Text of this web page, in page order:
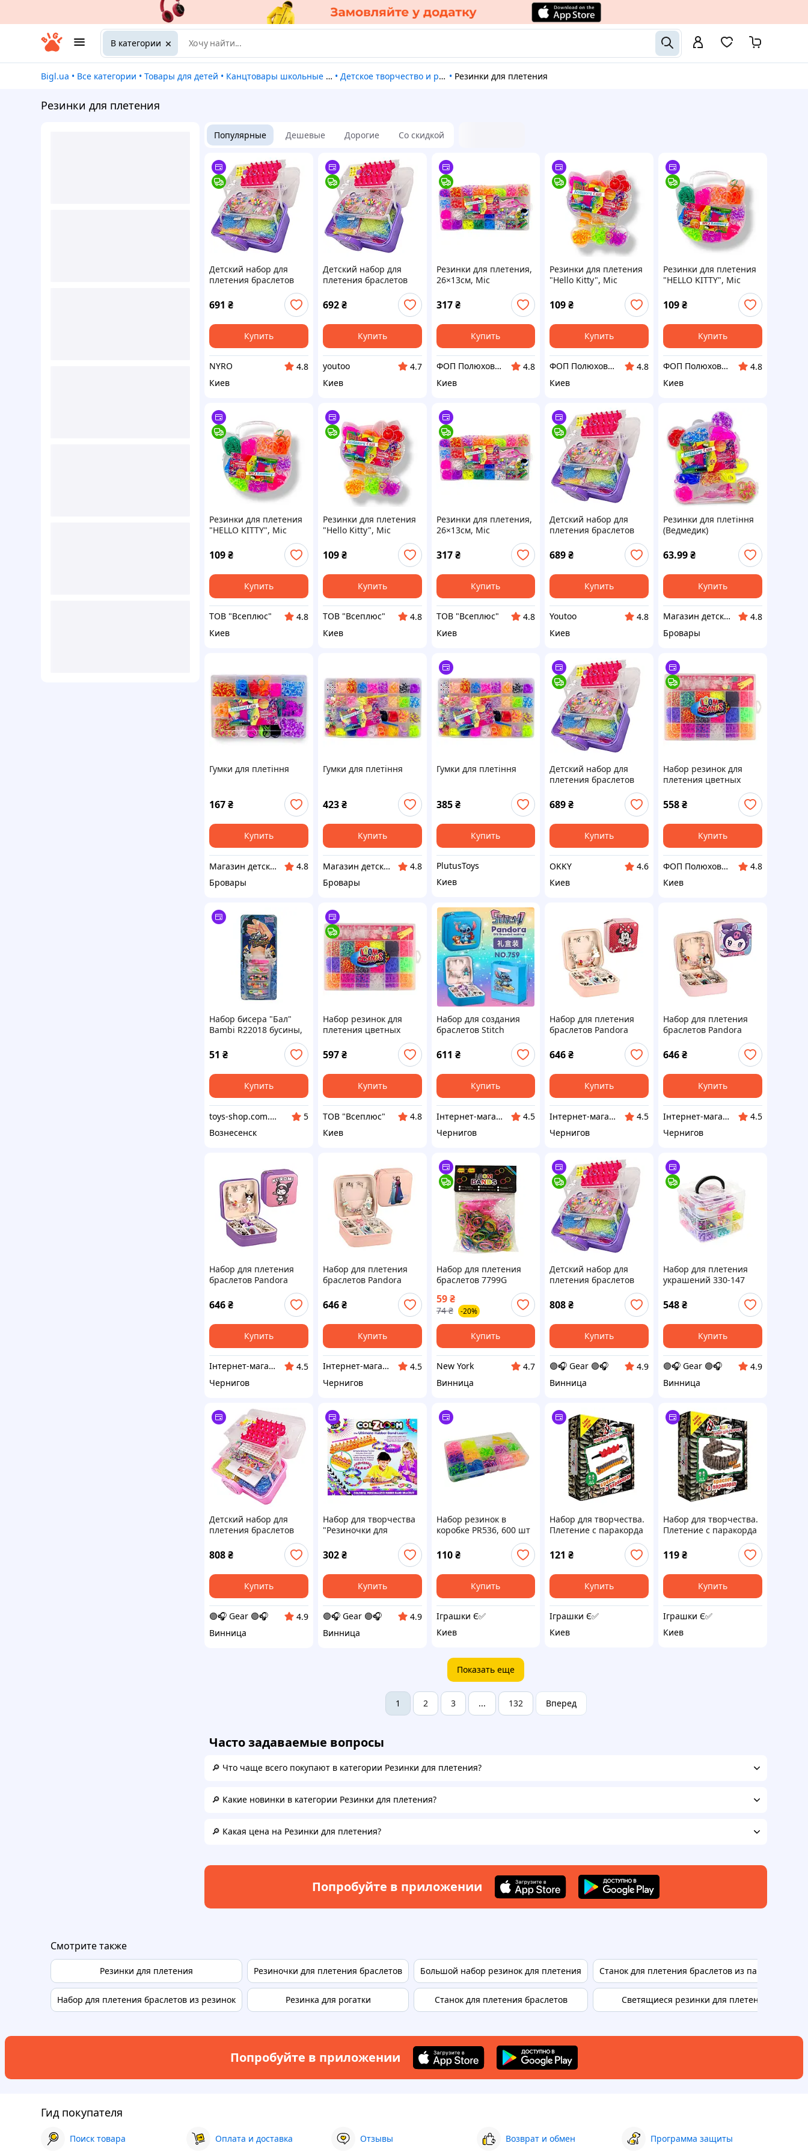
В категории
Bigl.ua • Все категории • Товары для детей • Канцтовары школьные и детские • Детское творчество и рисование • Резинки для плетения
Резинки для плетения
Популярные Дешевые Дорогие Со скидкой
Детский набор для
плетения браслетов
"Loom" 16202(Violet) в
чемодане Bambi cx.
691 ₴
Купить
NYRO
4.8
Киев
Детский набор для
плетения браслетов
"Loom" 16202(Violet) в
чемодане Bambi rx.
692₴
Купить
youtoo
4.7
Киев
Резинки для плетения,
26×13см, Mic
317 ₴
Купить
ФОП Полюхович Л.Г.
4.8
Киев
Резинки для плетения
"Hello Kitty", Mic
109₴
Купить
ФОП Полюхович Л.Г.
4.8
Киев
Резинки для плетения
"HELLO KITTY", Mic
109₴
Купить
ФОП Полюхович Л.Г.
4.8
Киев
Резинки для плетения
"HELLO KITTY", Mic
109₴
Купить
ТОВ "Всеплюс"
4.8
Киев
Резинки для плетения
"Hello Kitty", Mic
109₴
Купить
ТОВ "Всеплюс"
4.8
Киев
Резинки для плетения,
26×13см, Mic
317 ₴
Купить
ТОВ "Всеплюс"
4.8
Киев
Детский набор для
плетения браслетов
"Loom" 16202(Violet) в
чемодане Bambi iq.
689₴
Купить
Youtoo
4.8
Киев
Резинки для плетіння
(Ведмедик)
63.99₴
Купить
Магазин детской обуви "Shoes4babies"
4.8
Бровары
Гумки для плетіння
167₴
Купить
Магазин детской обуви "Shoes4babies"
4.8
Бровары
Гумки для плетіння
423₴
Купить
Магазин детской обуви "Shoes4babies"
4.8
Бровары
Гумки для плетіння
385 ₴
Купить
PlutusToys
Киев
Детский набор для
плетения браслетов
"Loom" 16202(Violet) в
чемодане Bambi wv.
689₴
Купить
OKKY
4.6
Киев
Набор резинок для
плетения цветных
контейнере
558₴
Купить
ФОП Полюхович Л.Г.
4.8
Киев
Набор бисера "Бал"
Bambi R22018 бусины,
браслет Розовый
51 ₴
Купить
toys-shop.com.ua
5
Вознесенск
Набор резинок для
плетения цветных
контейнере
597₴
Купить
ТОВ "Всеплюс"
4.8
Киев
Набор для создания
браслетов Stitch
подарочном кейсе
611 ₴
Купить
Інтернет-магазин "VoyagerStar"
4.5
Чернигов
Набор для плетения
браслетов Pandora
646₴
Купить
Інтернет-магазин "VoyagerStar"
4.5
Чернигов
Набор для плетения
браслетов Pandora
646₴
Купить
Інтернет-магазин "VoyagerStar"
4.5
Чернигов
Набор для плетения
браслетов Pandora
646₴
Купить
Інтернет-магазин "VoyagerStar"
4.5
Чернигов
Набор для плетения
браслетов Pandora
646₴
Купить
Інтернет-магазин "VoyagerStar"
4.5
Чернигов
Набор для плетения
браслетов 7799G
плетения, крючок,
резиночки, рогатка
newyork
59 ₴
74 ₴ -20%
Купить
New York
4.7
Винница
Детский набор для
плетения браслетов
"Loom" 16202(Violet) в
чемодане
808₴
Купить
🟣🎧 Gear 🟣🎧
4.9
Винница
Набор для плетения
украшений 330-147
бисер, бусины
548₴
Купить
🟣🎧 Gear 🟣🎧
4.9
Винница
Детский набор для
плетения браслетов
чемодане
808₴
Купить
🟣🎧 Gear 🟣🎧
4.9
Винница
Набор для творчества
"Резиночки для
инструментом
36х28,2х6
302₴
Купить
🟣🎧 Gear 🟣🎧
4.9
Винница
Набор резинок в
коробке PR536, 600 шт
браслетов
110 ₴
Купить
Іграшки Є✅
Киев
Набор для творчества.
Плетение с паракорда
PAR-003 разноцветный
121 ₴
Купить
Іграшки Є✅
Киев
Набор для творчества.
Плетение с паракорда
(ПАР-002) PAR-002 от 8-
ми лет
119₴
Купить
Іграшки Є✅
Киев
Показать еще
1 2 3 ... 132 Вперед
Часто задаваемые вопросы
🔎 Что чаще всего покупают в категории Резинки для плетения?
🔎 Какие новинки в категории Резинки для плетения?
🔎 Какая цена на Резинки для плетения?
Попробуйте в приложении
Смотрите также
Резинки для плетения
Набор для плетения браслетов из резинок
Резиночки для плетения браслетов
Резинка для рогатки
Большой набор резинок для плетения
Станок для плетения браслетов
Станок для плетения браслетов из паракорда
Светящиеся резинки для плетения
Попробуйте в приложении
Гид покупателя
Поиск товара Оплата и доставка Отзывы Возврат и обмен Программа защиты